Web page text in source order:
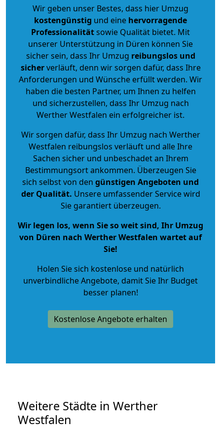
Wir geben unser Bestes, dass hier Umzug
kostengünstig und eine hervorragende
Professionalitätsowie Qualität bietet. Mit
unserer Unterstützung in Düren können Sie
sicher sein, dass Ihr Umzug reibungslos und
sicherverläuft, denn wir sorgen dafür, dass Ihre
Anforderungen und Wünsche erfüllt werden. Wir
haben die besten Partner, um Ihnen zu helfen
und sicherzustellen, dass Ihr Umzug nach
Werther Westfalen ein erfolgreicher ist.
Wir sorgen dafür, dass Ihr Umzug nach Werther
Westfalen reibungslos verläuft und alle Ihre
Sachen sicher und unbeschadet an Ihrem
Bestimmungsort ankommen. Überzeugen Sie
sich selbst von den günstigen Angeboten und
der Qualität. Unsere umfassender Service wird
Sie garantiert überzeugen.
Wir legen los, wenn Sie so weit sind, Ihr Umzug
von Düren nach Werther Westfalen wartet auf
Sie!
Holen Sie sich kostenlose und natürlich
unverbindliche Angebote, damit Sie Ihr Budget
besser planen!
Kostenlose Angebote erhalten
Weitere Städte in Werther
Westfalen